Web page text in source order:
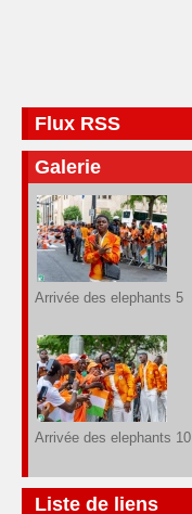
Flux RSS
Galerie
Arrivée des elephants 5
Arrivée des elephants 10
Liste de liens